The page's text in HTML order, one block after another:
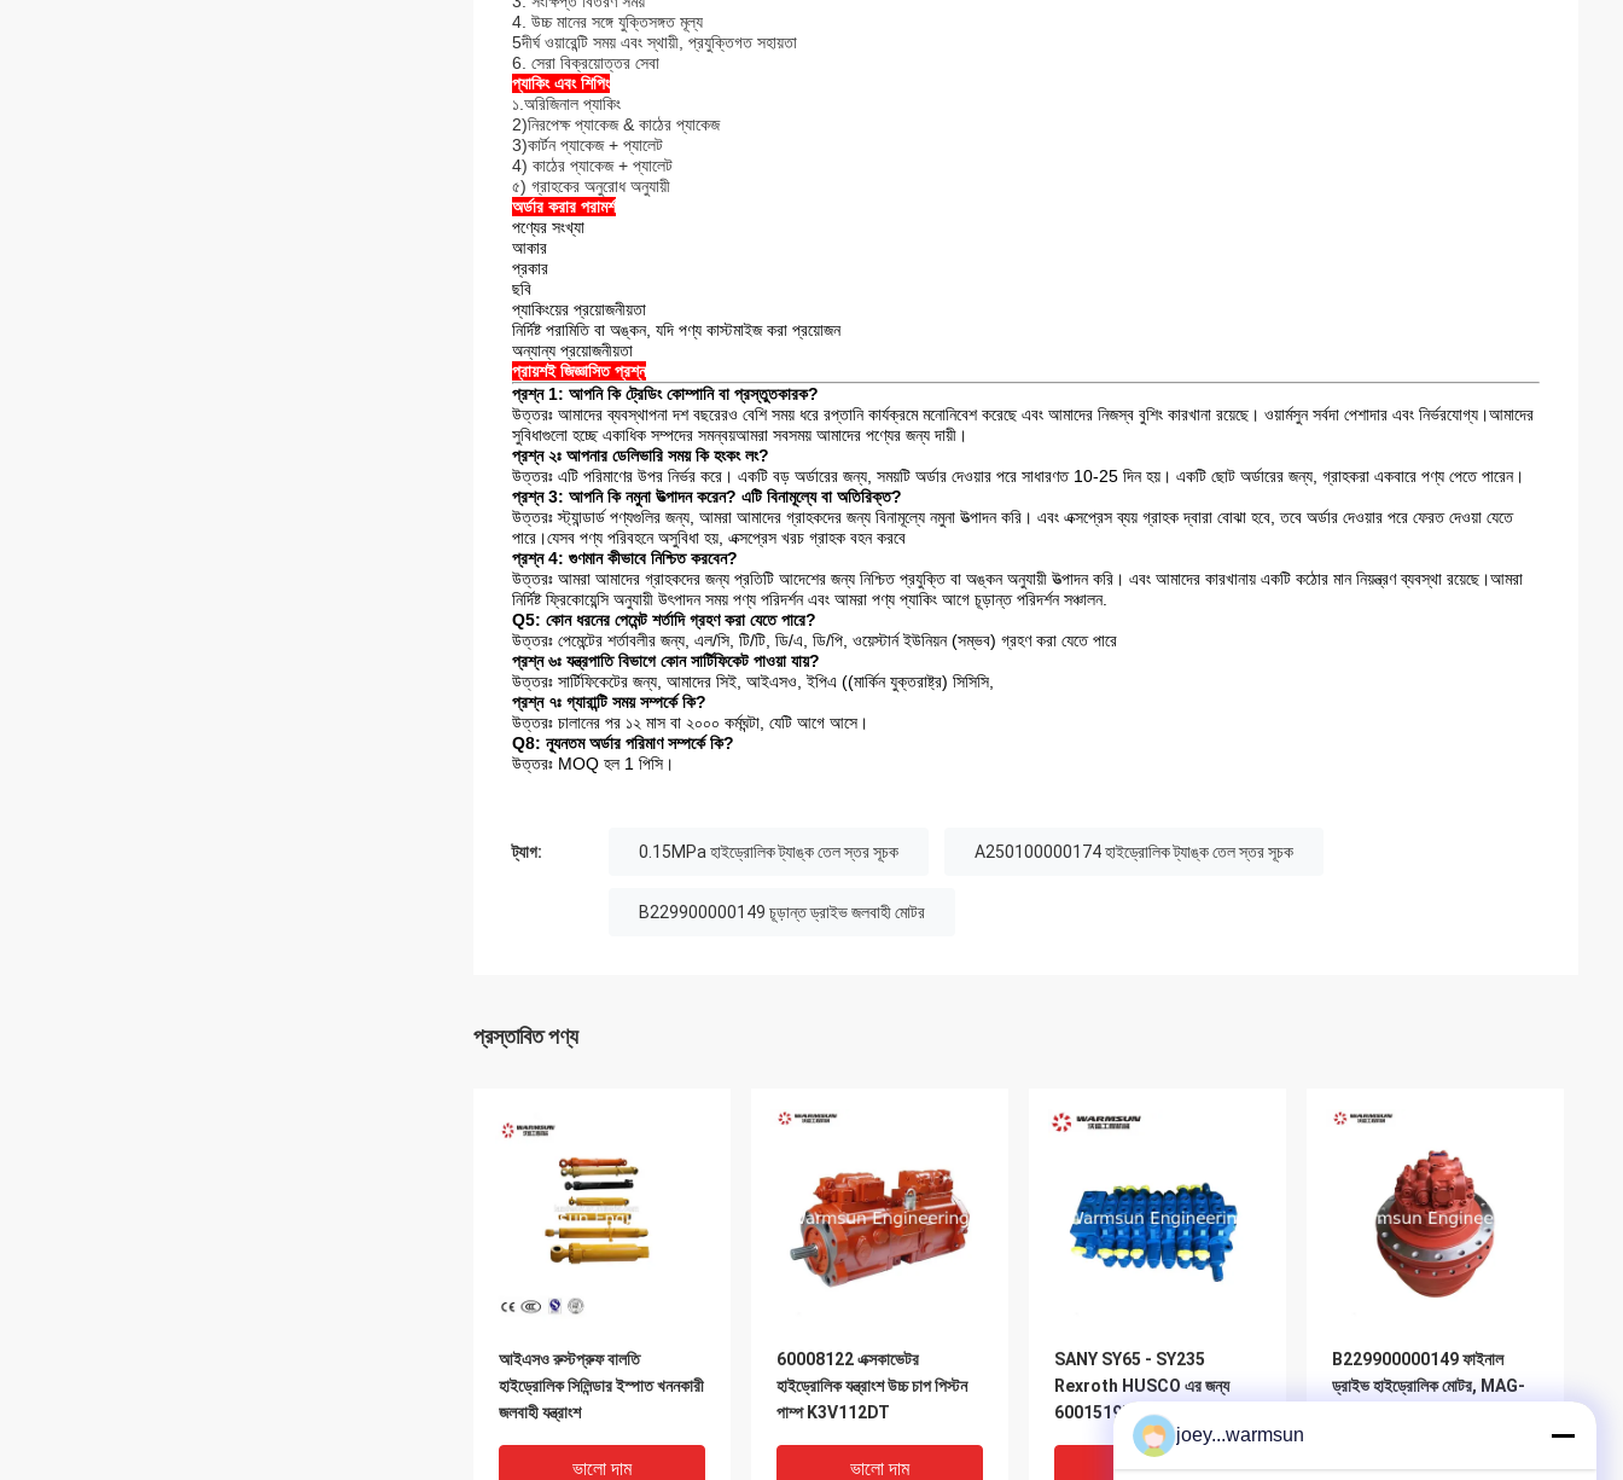
4. উচ্চ মানের সঙ্গে যুক্তিসঙ্গত মূল্য
5দীর্ঘ ওয়ারেন্টি সময় এবং স্থায়ী, প্রযুক্তিগত সহায়তা
6. সেরা বিক্রয়োত্তর সেবা
প্যাকিং এবং শিপিং
১.অরিজিনাল প্যাকিং
2)নিরপেক্ষ প্যাকেজ & কাঠের প্যাকেজ
3)কার্টন প্যাকেজ + প্যালেট
4) কাঠের প্যাকেজ + প্যালেট
৫) গ্রাহকের অনুরোধ অনুযায়ী
অর্ডার করার পরামর্শ
পণ্যের সংখ্যা
আকার
প্রকার
ছবি
প্যাকিংয়ের প্রয়োজনীয়তা
নির্দিষ্ট পরামিতি বা অঙ্কন, যদি পণ্য কাস্টমাইজ করা প্রয়োজন
অন্যান্য প্রয়োজনীয়তা
প্রায়শই জিজ্ঞাসিত প্রশ্ন
প্রশ্ন 1: আপনি কি ট্রেডিং কোম্পানি বা প্রস্তুতকারক?
উত্তরঃ আমাদের ব্যবস্থাপনা দশ বছরেরও বেশি সময় ধরে রপ্তানি কার্যক্রমে মনোনিবেশ করেছে এবং আমাদের নিজস্ব বুশিং কারখানা রয়েছে। ওয়ার্মসুন সর্বদা পেশাদার এবং নির্ভরযোগ্য।আমাদের
সুবিধাগুলো হচ্ছে একাধিক সম্পদের সমন্বয়আমরা সবসময় আমাদের পণ্যের জন্য দায়ী।
প্রশ্ন ২ঃ আপনার ডেলিভারি সময় কি হংকং লং?
উত্তরঃ এটি পরিমাণের উপর নির্ভর করে। একটি বড় অর্ডারের জন্য, সময়টি অর্ডার দেওয়ার পরে সাধারণত 10-25 দিন হয়। একটি ছোট অর্ডারের জন্য, গ্রাহকরা একবারে পণ্য পেতে পারেন।
প্রশ্ন 3: আপনি কি নমুনা উত্পাদন করেন? এটি বিনামূল্যে বা অতিরিক্ত?
উত্তরঃ স্ট্যান্ডার্ড পণ্যগুলির জন্য, আমরা আমাদের গ্রাহকদের জন্য বিনামূল্যে নমুনা উত্পাদন করি। এবং এক্সপ্রেস ব্যয় গ্রাহক দ্বারা বোঝা হবে, তবে অর্ডার দেওয়ার পরে ফেরত দেওয়া যেতে
পারে।যেসব পণ্য পরিবহনে অসুবিধা হয়, এক্সপ্রেস খরচ গ্রাহক বহন করবে
প্রশ্ন 4: গুণমান কীভাবে নিশ্চিত করবেন?
উত্তরঃ আমরা আমাদের গ্রাহকদের জন্য প্রতিটি আদেশের জন্য নিশ্চিত প্রযুক্তি বা অঙ্কন অনুযায়ী উত্পাদন করি। এবং আমাদের কারখানায় একটি কঠোর মান নিয়ন্ত্রণ ব্যবস্থা রয়েছে।আমরা
নির্দিষ্ট ফ্রিকোয়েন্সি অনুযায়ী উৎপাদন সময় পণ্য পরিদর্শন এবং আমরা পণ্য প্যাকিং আগে চূড়ান্ত পরিদর্শন সঞ্চালন.
Q5: কোন ধরনের পেমেন্ট শর্তাদি গ্রহণ করা যেতে পারে?
উত্তরঃ পেমেন্টের শর্তাবলীর জন্য, এল/সি, টি/টি, ডি/এ, ডি/পি, ওয়েস্টার্ন ইউনিয়ন (সম্ভব) গ্রহণ করা যেতে পারে
প্রশ্ন ৬ঃ যন্ত্রপাতি বিভাগে কোন সার্টিফিকেট পাওয়া যায়?
উত্তরঃ সার্টিফিকেটের জন্য, আমাদের সিই, আইএসও, ইপিএ ((মার্কিন যুক্তরাষ্ট্র) সিসিসি,
প্রশ্ন ৭ঃ গ্যারান্টি সময় সম্পর্কে কি?
উত্তরঃ চালানের পর ১২ মাস বা ২০০০ কর্মঘন্টা, যেটি আগে আসে।
Q8: ন্যূনতম অর্ডার পরিমাণ সম্পর্কে কি?
উত্তরঃ MOQ হল 1 পিসি।
ট্যাগ: 0.15MPa হাইড্রোলিক ট্যাঙ্ক তেল স্তর সূচক A250100000174 হাইড্রোলিক ট্যাঙ্ক তেল স্তর সূচক
B229900000149 চূড়ান্ত ড্রাইভ জলবাহী মোটর
প্রস্তাবিত পণ্য
আইএসও রুস্টপ্রুফ বালতি
হাইড্রোলিক সিলিন্ডার ইস্পাত খননকারী
জলবাহী যন্ত্রাংশ
ভালো দাম
60008122 এক্সকাভেটর
হাইড্রোলিক যন্ত্রাংশ উচ্চ চাপ পিস্টন
পাম্প K3V112DT
ভালো দাম
SANY SY65 - SY235
Rexroth HUSCO এর জন্য
60015195 / 60008123
মাল্টিওয়ে প্রধান ভালভ
ভালো দাম
B229900000149 ফাইনাল
ড্রাইভ হাইড্রোলিক মোটর, MAG-
ভালো দাম
joey...warmsun